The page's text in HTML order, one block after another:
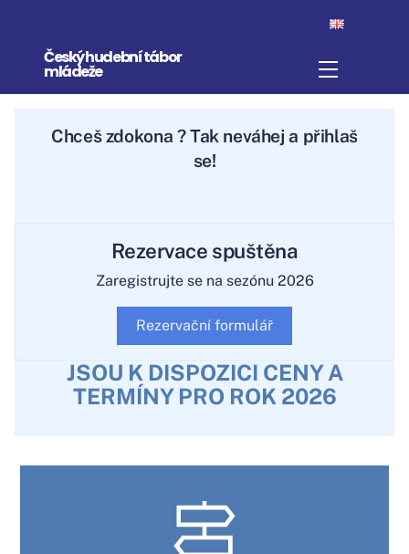
contentČeský hudební tábor
mládeže Menu
Chcešzdokonal ? Tak neváhej a přihlaš
se!
Rezervace spuštěna
Zaregistrujte se na sezónu 2026
Rezervační formulář
JSOU K DISPOZICI CENY A
TERMÍNY PRO ROK 2026